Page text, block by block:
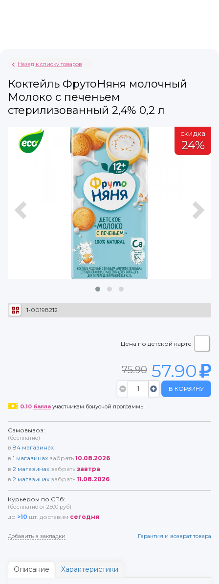
Назад к списку товаров
Коктейль ФрутоНяня молочный
Молоко с печеньем
стерилизованный 2,4% 0,2 л
скидка
24%
1-00198212
Цена по детской карте
75.90 57.90
В КОРЗИНУ
0.10 баллаучастникам бонусной программы
Самовывоз:
(бесплатно)
в 84 магазинах
в 1 магазинах забрать 10.08.2026
в 2 магазинах забрать завтра
в 2 магазинах забрать 11.08.2026
Курьером по СПб:
(бесплатно от 2500 руб)
до >10 шт. доставим сегодня
Добавить в закладки Гарантия и возврат товара
Описание Характеристики